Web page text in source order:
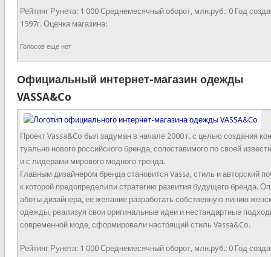
Рейтинг Рунета: 1 000 Среднемесячный оборот, млн.руб.: 0 Год
1997г. Оценка магазина:
Голосов еще нет
Официальный интернет-магазин одежды
VASSA&Co
Проект Vassa&Co был задуман в начале 2000 г. с целью создания
туально нового российского бренда, сопоставимого по своей
и с лидерами мирового модного тренда.
Главным дизайнером бренда становится Vassa, стиль и авторский
к которой предопределили стратегию развития будущего бренда.
аботы дизайнера, ее желание разработать собственную линию
одежды, реализуя свои оригинальные идеи и нестандартные
современной моде, сформировали настоящий стиль Vassa&Co.
Рейтинг Рунета: 1 000 Среднемесячный оборот, млн.руб.: 0 Год